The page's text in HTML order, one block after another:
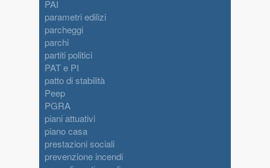
PAI
parametri edilizi
parcheggi
parchi
partiti politici
PAT e PI
patto di stabilità
Peep
PGRA
piani attuativi
piano casa
prestazioni sociali
prevenzione incendi